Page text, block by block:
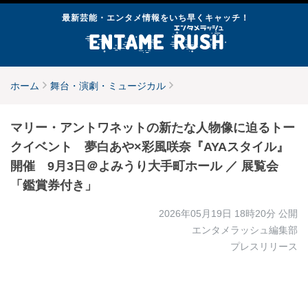
最新芸能・エンタメ情報をいち早くキャッチ！
ホーム 舞台・演劇・ミュージカル
マリー・アントワネットの新たな人物像に迫るトー
クイベント 夢白あや×彩風咲奈『AYAスタイル』
開催 9月3日＠よみうり大手町ホール ／ 展覧会
「鑑賞券付き」
2026年05月19日 18時20分 公開
エンタメラッシュ編集部
プレスリリース